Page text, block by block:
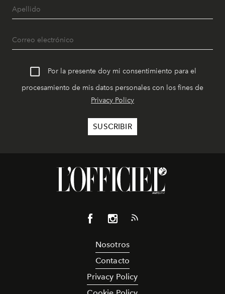
Por la presente doy mi consentimiento para el
procesamiento de mis datos personales con los fines de
Privacy Policy
Nosotros
Contacto
Privacy Policy